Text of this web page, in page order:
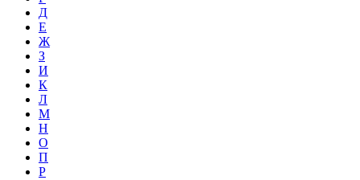
Д
Е
Ж
З
И
К
Л
М
Н
О
П
Р